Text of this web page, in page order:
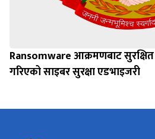
Ransomware आक्रमणबाट सुरक्षित
गरिएको साइबर सुरक्षा एडभाइजरी